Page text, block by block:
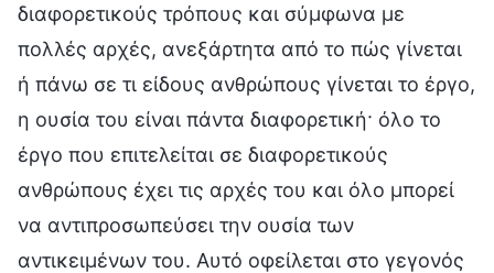
διαφορετικούς τρόπους και σύμφωνα με
πολλές αρχές, ανεξάρτητα από το πώς γίνεται
ή πάνω σε τι είδους ανθρώπους γίνεται το έργο,
η ουσία του είναι πάντα διαφορετική· όλο το
έργο που επιτελείται σε διαφορετικούς
ανθρώπους έχει τις αρχές του και όλο μπορεί
να αντιπροσωπεύσει την ουσία των
αντικειμένων του. Αυτό οφείλεται στο γεγονός